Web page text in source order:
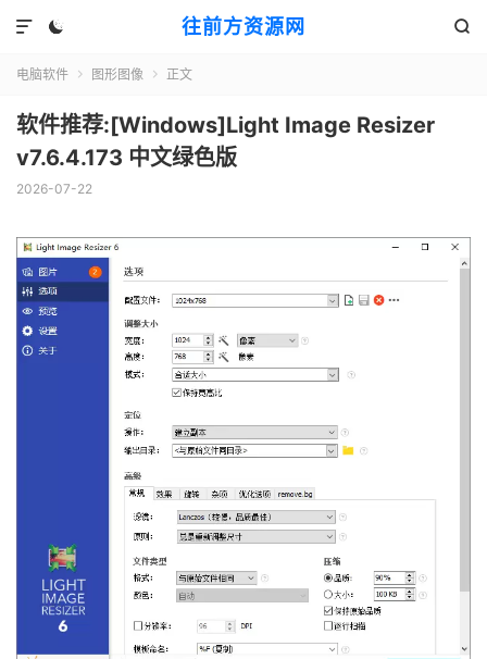
往前方资源网
 

电脑软件  图形图像  正文
软件推荐:[Windows]Light Image Resizer
v7.6.4.173 中文绿色版
2026-07-22